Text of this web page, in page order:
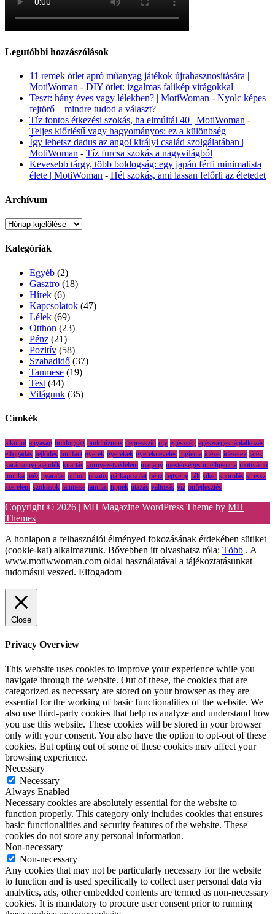
Legutóbbi hozzászólások
11 remek ötlet apró műanyag játékok újrahasznosítására |
MotiWoman - DIY ötlet: izgalmas falikép virágokkal
Teszt: hány éves vagy lélekben? | MotiWoman - Nyolc képes
fejtörő – mindre tudod a választ?
Tíz fontos étkezési szokás, ha elmúltál 40 | MotiWoman -
Teljes kiőrlésű vagy hagyományos: ez a különbség
Így lehetsz dadus az angol királyi család szolgálatában |
MotiWoman - Tíz furcsa szokás a nagyvilágból
Kevesebb tárgy, több boldogság: egy japán férfi minimalista
élete | MotiWoman - Hét szokás, ami lassan felőrli az életedet
Archívum
Archívum
Kategóriák
Egyéb (2)
Gasztro (18)
Hírek (6)
Kapcsolatok (47)
Lélek (69)
Otthon (23)
Pénz (21)
Pozitív (58)
Szabadidő (37)
Tanmese (19)
Test (44)
Világunk (35)
Címkék
alkohol anyaság boldogság buddhizmus depresszió diy egészség egészséges táplálkozás
elfogadás fejlődés fun fact gyerek gyerekek gyereknevelés higiénia idézet idézetek játék
karácsonyi ajándék kitartás környezetvédelem magány mesterséges intelligencia motiváció
munka méz nyaralás otthon pozitív párkapcsolat pénz rejtvény rák siker spórolás stressz
szerelem szokások tanmese tanulás tippek utazás változás víz önfejlesztés
Copyright © 2026 | MH Magazine WordPress Theme by MH
Themes
A honlapon a felhasználói élményed fokozásának érdekében sütiket
(cookie-kat) alkalmazunk. Bővebben itt olvashatsz róla: Több . A
www.motiwwoman.com oldal használatával a tájékoztatásunkat
tudomásul veszed. Elfogadom
Close
Privacy Overview
This website uses cookies to improve your experience while you
navigate through the website. Out of these, the cookies that are
categorized as necessary are stored on your browser as they are
essential for the working of basic functionalities of the website. We
also use third-party cookies that help us analyze and understand how
you use this website. These cookies will be stored in your browser
only with your consent. You also have the option to opt-out of these
cookies. But opting out of some of these cookies may affect your
browsing experience.
Necessary
Necessary
Always Enabled
Necessary cookies are absolutely essential for the website to
function properly. This category only includes cookies that ensures
basic functionalities and security features of the website. These
cookies do not store any personal information.
Non-necessary
Non-necessary
Any cookies that may not be particularly necessary for the website
to function and is used specifically to collect user personal data via
analytics, ads, other embedded contents are termed as non-necessary
cookies. It is mandatory to procure user consent prior to running